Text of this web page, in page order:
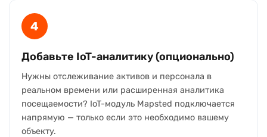
4
Добавьте IoT-аналитику (опционально)
Нужны отслеживание активов и персонала в
реальном времени или расширенная аналитика
посещаемости? IoT-модуль Mapsted подключается
напрямую — только если это необходимо вашему
объекту.